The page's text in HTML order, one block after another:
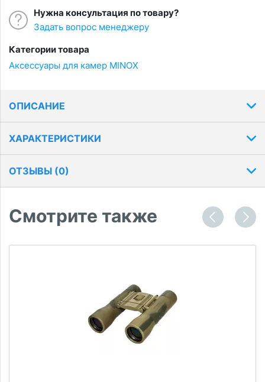
Нужна консультация по товару?
Задать вопрос менеджеру
Категории товара
Аксессуары для камер MINOX
ОПИСАНИЕ
ХАРАКТЕРИСТИКИ
ОТЗЫВЫ (0)
Смотрите также